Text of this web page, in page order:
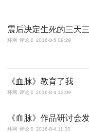
震后决定生死的三天
环网 评论 0 2016-8-5 09:29
《血脉》教育了我
环网 评论 0 2016-8-4 13:09
《血脉》作品研讨会
环网 评论 0 2016-8-4 11:30